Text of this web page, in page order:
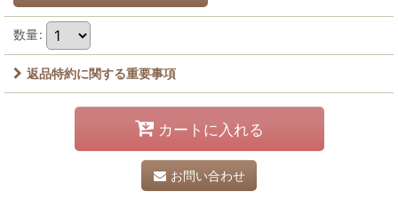
数量:
返品特約に関する重要事項
カートに入れる
お問い合わせ